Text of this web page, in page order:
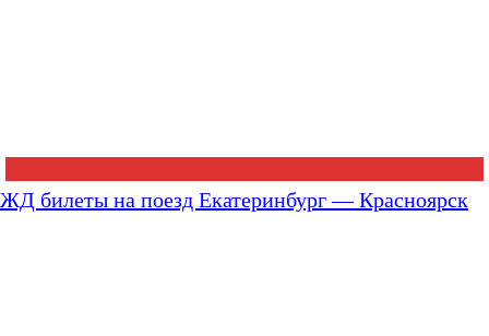
ЖД билеты на поезд Екатеринбург — Красноярск